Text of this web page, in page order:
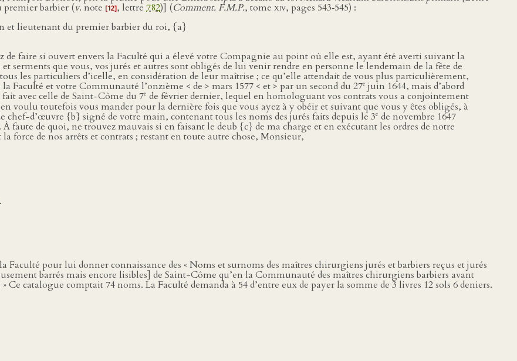
premier barbier (v. note [12], lettre 782)] (Comment. F.M.P., tome xiv, pages 543‑545) :
et lieutenant du premier barbier du roi, {a}
faire si ouvert envers la Faculté qui a élevé votre Compagnie au point où elle est, ayant été averti suivant la
serments que vous, vos jurés et autres sont obligés de lui venir rendre en personne le lendemain de la fête de
les particuliers d’icelle, en considération de leur maîtrise ; ce qu’elle attendait de vous plus particulièrement,
Faculté et votre Communauté l’onzième < de > mars 1577 < et > par un second du 27e juin 1644, mais d’abord
avec celle de Saint-Côme du 7e de février dernier, lequel en homologuant vos contrats vous a conjointement
voulu toutefois vous mander pour la dernière fois que vous ayez à y obéir et suivant que vous y êtes obligés, à
chef-d’œuvre {b} signé de votre main, contenant tous les noms des jurés faits depuis le 3e de novembre 1647
faute de quoi, ne trouvez mauvais si en faisant le deub {c} de ma charge et en exécutant les ordres de notre
force de nos arrêts et contrats ; restant en toute autre chose, Monsieur,
.
Faculté pour lui donner connaissance des « Noms et surnoms des maîtres chirurgiens jurés et barbiers reçus et jurés
barrés mais encore lisibles] de Saint-Côme qu’en la Communauté des maîtres chirurgiens barbiers avant
catalogue comptait 74 noms. La Faculté demanda à 54 d’entre eux de payer la somme de 3 livres 12 sols 6 deniers.